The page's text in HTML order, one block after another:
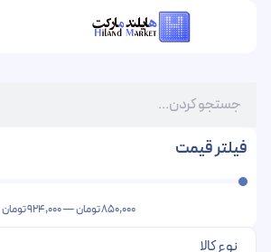
فیلتر قیمت
850,000تومان—
924,000تومان